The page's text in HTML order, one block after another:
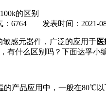
的区别
6764 发表时间：2021-
敏感元器件，广泛的应用于
有什么区别吗？下面达孚小
产品应用中，一般在80℃